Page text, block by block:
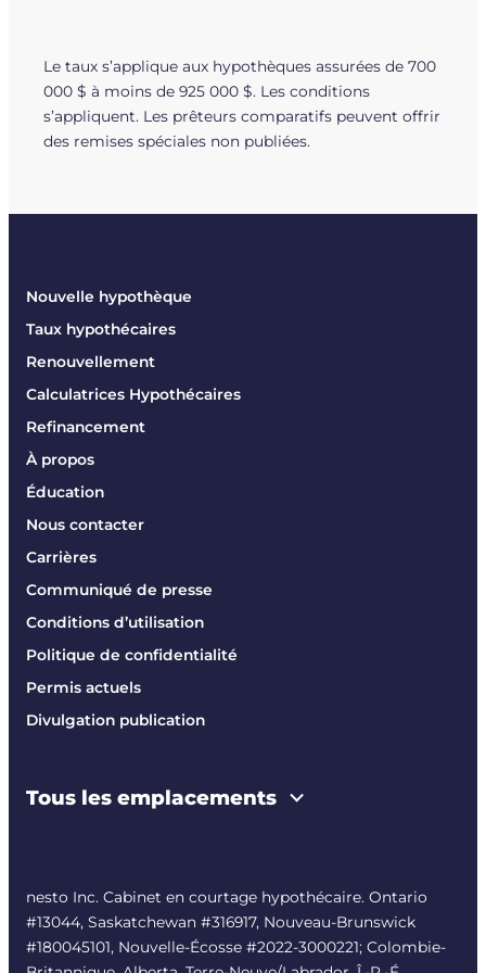
Le taux s’applique aux hypothèques assurées de 700
000 $ à moins de 925 000 $. Les conditions
s’appliquent. Les prêteurs comparatifs peuvent offrir
des remises spéciales non publiées.
Nouvelle hypothèque
Taux hypothécaires
Renouvellement
Calculatrices Hypothécaires
Refinancement
À propos
Éducation
Nous contacter
Carrières
Communiqué de presse
Conditions d’utilisation
Politique de confidentialité
Permis actuels
Divulgation publication
Tous les emplacements
nesto Inc. Cabinet en courtage hypothécaire. Ontario
#13044, Saskatchewan #316917, Nouveau-Brunswick
#180045101, Nouvelle-Écosse #2022-3000221; Colombie-